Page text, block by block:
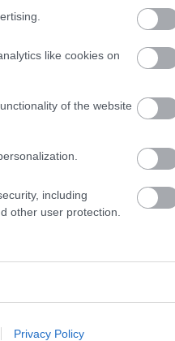
like cookies on
of the website
including
other user protection.
Privacy Policy
mellett tanuljon, később
is próbálkozott. Egy
mellett döntött, a